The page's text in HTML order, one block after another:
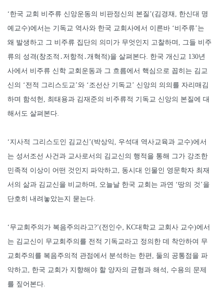
‘한국 교회 비주류 신앙운동의 비판정신의 본질’(김경재, 한신대 명
예교수)에서는 기독교 역사와 한국 교회사에서 이른바 ‘비주류’는
왜 발생하고 그 비주류 집단의 의미가 무엇인지 고찰하며, 그들 비주
류의 성격(창조적․저항적․개혁적)을 살펴본다. 한국 개신교 130년
사에서 비주류 신학 교회운동과 그 흐름에서 핵심으로 꼽히는 김교
신의 ‘전적 그리스도교’와 ‘조선산 기독교’ 신앙의 의의를 자리매김
하며 함석헌, 최태용과 김재준의 비주류적 기독교 신앙의 본질에 대
해서도 살펴본다.
‘지사적 그리스도인 김교신’(박상익, 우석대 역사교육과 교수)에서
는 성서조선 사건과 교사로서의 김교신의 행적을 통해 그가 강조한
민족적 이상이 어떤 것인지 파악하고, 동시대 인물인 영문학자 최재
서의 삶과 김교신을 비교하며, 오늘날 한국 교회는 과연 ‘땅의 것’을
단호히 내려놓았는지 묻는다.
‘무교회주의가 복음주의라고?’(전인수, KC대학교 교회사 교수)에서
는 김교신이 무교회주의를 전적 기독교라고 정의한 데 착안하여 무
교회주의를 복음주의적 관점에서 분석하는 한편, 둘의 공통점을 파
악하고, 한국 교회가 지향해야 할 양자의 균형과 해석, 수용의 문제
를 짚어본다.